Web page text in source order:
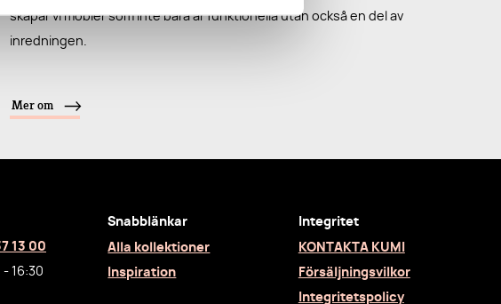
skapar vi möbler som inte bara är funktionella utan också en del av
inredningen.
Mer om
13 00
16:30
Snabblänkar
Alla kollektioner
Inspiration
Integritet
KONTAKTA KUMI
Försäljningsvilkor
Integritetspolicy